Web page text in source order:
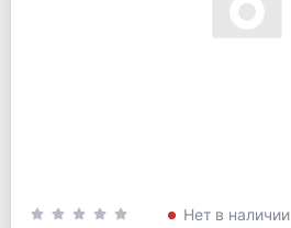
Нет в наличии